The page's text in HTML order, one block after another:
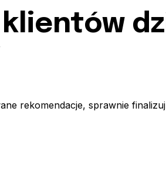
klientów
rekomendacje, sprawnie